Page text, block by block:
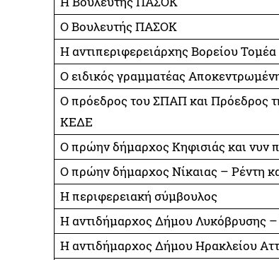
Ο Βουλευτής ΠΑΣΟΚ
Η αντιπεριφερειάρχης Βορείου Τομέα
Ο ειδικός γραμματέας
Ο πρόεδρος του ΣΠΑΠ και Πρόεδρος
ΚΕΔΕ
Ο πρώην δήμαρχος Κηφισιάς και νυν
Ο πρώην δήμαρχος Νίκαιας – Ρέντη
Η περιφερειακή σύμβουλος
Η αντιδήμαρχος Δήμου Λυκόβρυσης
Η αντιδήμαρχος Δήμου Ηρακλείου